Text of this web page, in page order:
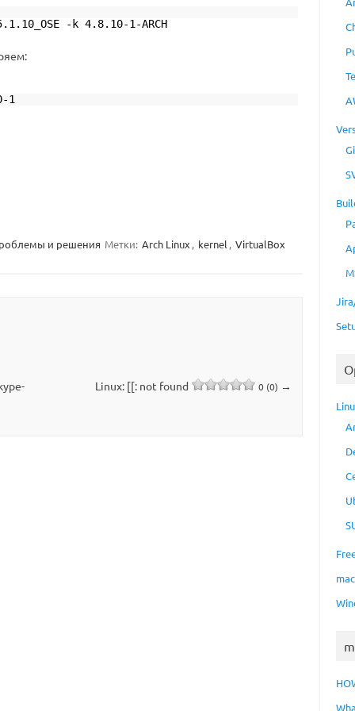
-k 4.8.10-1-ARCH
1
и решения Метки: Arch Linux , kernel , VirtualBox
Linux: [[: not found 0 (0) →